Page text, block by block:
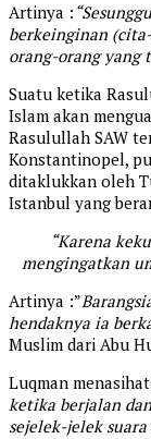
Artinya :
berkeinginan
orang-orang
Suatu ketika
Islam akan
Rasulullah SAW
Konstantinopel,
ditaklukkan oleh
Istanbul yang
“Karena
mengingatkan
Artinya :”
hendaknya ia
Muslim dari Abu
Luqman
ketika berjalan
sejelek-jelek